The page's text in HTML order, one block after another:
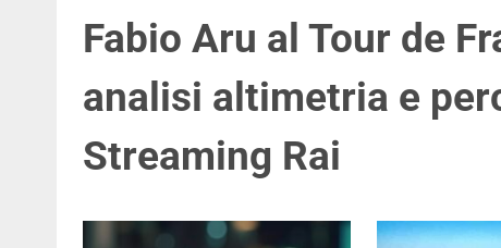
Fabio Aru al Tour de
analisi altimetria e
Streaming Rai